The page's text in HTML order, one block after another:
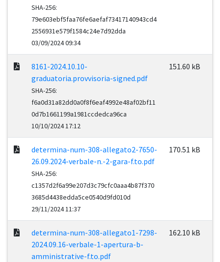
SHA-256:
79e603ebf5faa76fe6aefaf73417140943cd4
2556931e579f1584c24e7d92dda
03/09/2024 09:34
8161-2024.10.10-
graduatoria.provvisoria-signed.pdf
SHA-256:
f6a0d31a82dd0a0f8f6eaf4992e48af02bf11
0d7b1661199a1981ccdedca96ca
10/10/2024 17:12
151.60 kB
determina-num-308-allegato2-7650-
26.09.2024-verbale-n.-2-gara-f.to.pdf
SHA-256:
c1357d2f6a99e207d3c79cfc0aaa4b87f370
3685d4438edda5ce0540d9fd010d
29/11/2024 11:37
170.51 kB
determina-num-308-allegato1-7298-
2024.09.16-verbale-1-apertura-b-
amministrative-f.to.pdf
162.10 kB